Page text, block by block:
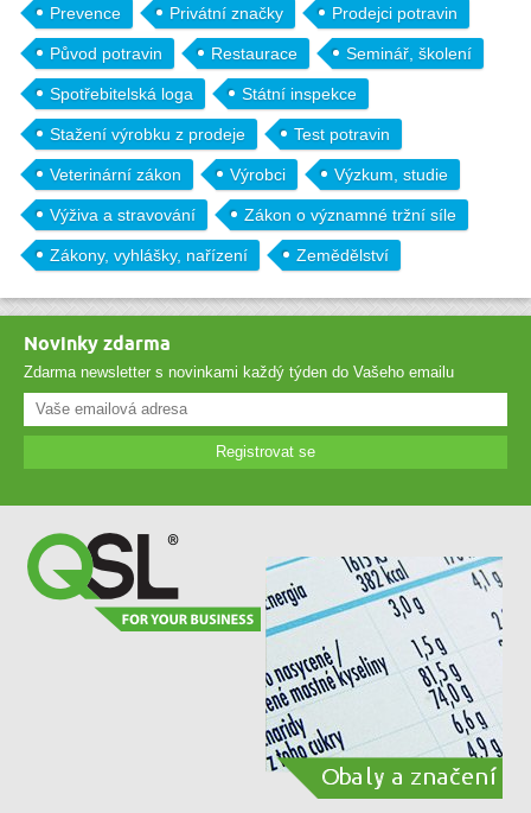
Prevence Privátní značky Prodejci potravin
Původ potravin Restaurace Seminář, školení
Spotřebitelská loga Státní inspekce
Stažení výrobku z prodeje Test potravin
Veterinární zákon Výrobci Výzkum, studie
Výživa a stravování Zákon o významné tržní síle
Zákony, vyhlášky, nařízení Zemědělství
Novinky zdarma
Zdarma newsletter s novinkami každý týden do Vašeho emailu
Registrovat se